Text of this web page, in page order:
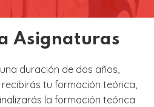
Asignaturas
duración de dos años,
tu formación teórica,
la formación teórica